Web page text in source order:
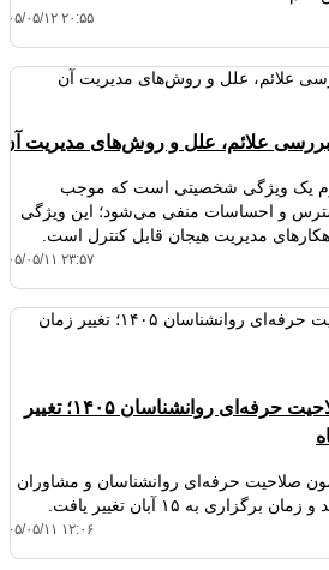
۱۴۰۵/۰۵/۱۲
علائم، علل و روش‌های مدیریت آن
یک ویژگی شخصیتی است که موجب
و احساسات منفی می‌شود؛ این ویژگی
مدیریت هیجان قابل کنترل است.
۱۴۰۵/۰۵/۱۱
تمدید ثبت‌نام آزمون صلاحیت حرفه‌ای روانشناسان ۱۴۰۵؛ تغییر
صلاحیت حرفه‌ای روانشناسان و مشاوران
۱۴۰۵/۰۵/۱۱